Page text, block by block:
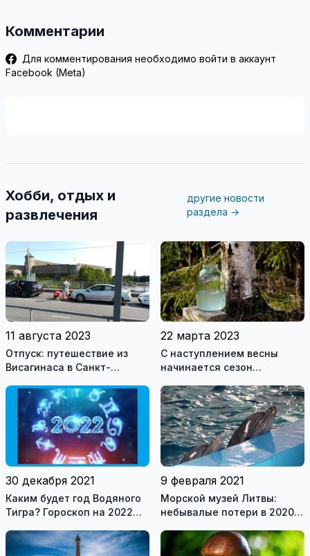
Комментарии
Для комментирования необходимо войти в аккаунт
Facebook (Meta)
Хобби, отдых и
развлечения
другие новости
раздела →
11 августа 2023
Отпуск: путешествие из
Висагинаса в Санкт-
границы
22 марта 2023
С наступлением весны
начинается сезон
сока
30 декабря 2021
Каким будет год Водяного
Тигра? Гороскоп на 2022
зодиака
9 февраля 2021
Морской музей Литвы:
небывалые потери в 2020
планы на будущее